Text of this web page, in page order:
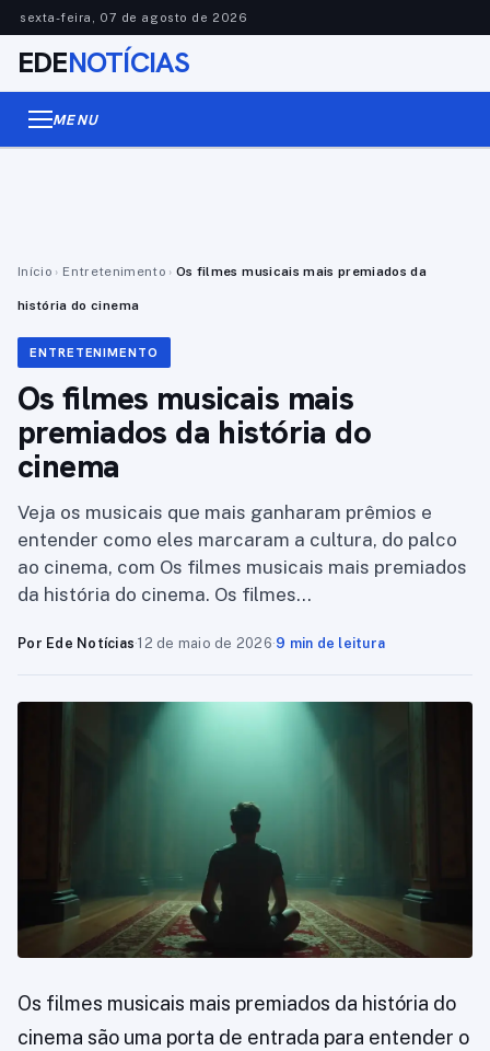
sexta-feira, 07 de agosto de 2026
EDENOTÍCIAS
MENU
Início › Entretenimento › Os filmes musicais mais premiados da
história do cinema
ENTRETENIMENTO
Os filmes musicais mais
premiados da história do
cinema
Veja os musicais que mais ganharam prêmios e
entender como eles marcaram a cultura, do palco
ao cinema, com Os filmes musicais mais premiados
da história do cinema. Os filmes…
Por Ede Notícias·12 de maio de 2026·9 min de leitura
Os filmes musicais mais premiados da história do
cinema são uma porta de entrada para entender o